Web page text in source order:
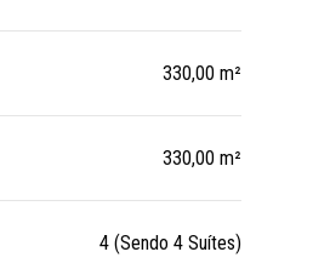
330,00 m²
330,00 m²
4 (Sendo 4 Suítes)